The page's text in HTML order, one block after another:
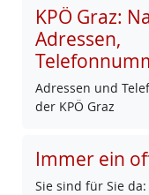
KPÖ Graz:
Adressen,
Adres­sen und
der KPÖ Graz
Immer ein
Sie sind für Sie